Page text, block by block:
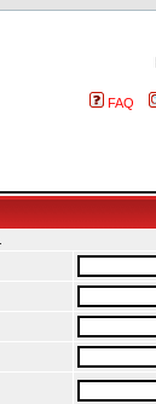
FAQ